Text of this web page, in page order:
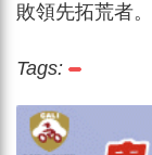
敗領先拓荒者。
Tags: